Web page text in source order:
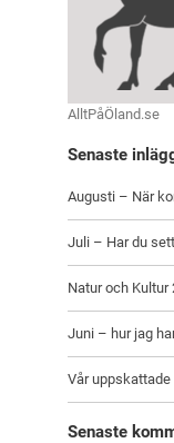
AlltPåÖland.se
Senaste
Augusti – När
Juli – Har du
Natur och Kultur
Juni – hur jag
Vår uppskattade
Senaste